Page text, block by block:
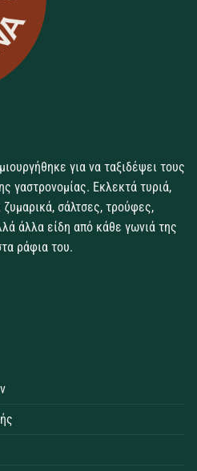
για να ταξιδέψει τους
γαστρονομίας. Εκλεκτά τυριά,
σάλτσες, τρούφες,
άλλα είδη από κάθε γωνιά της
ράφια του.